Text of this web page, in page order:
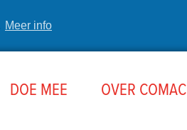
Meer info
DOE MEE OVER COMAC